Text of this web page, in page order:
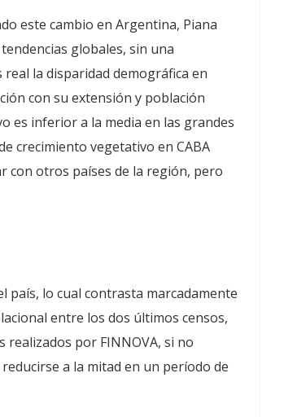
este cambio en Argentina, Piana
globales, sin una
real la disparidad demográfica en
con su extensión y población
es inferior a la media en las grandes
crecimiento vegetativo en CABA
con otros países de la región, pero
país, lo cual contrasta marcadamente
entre los dos últimos censos,
por FINNOVA, si no
a la mitad en un período de